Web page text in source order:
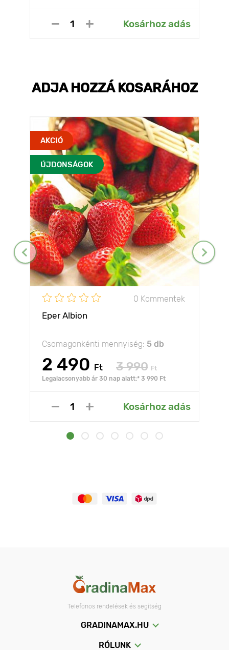
Kosárhoz adás
ADJA HOZZÁ KOSARÁHOZ
AKCIÓ
ÚJDONSÁGOK
0 Kommentek
Eper Albion
Csomagonkénti mennyiség: 5 db
2 490 Ft 3 990 Ft
Legalacsonyabb ár 30 nap alatt:* 3 990 Ft
Kosárhoz adás
Telefonos rendelések és segítség
GRADINAMAX.HU
RÓLUNK